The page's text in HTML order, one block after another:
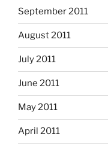
September 2011
August 2011
July 2011
June 2011
May 2011
April 2011